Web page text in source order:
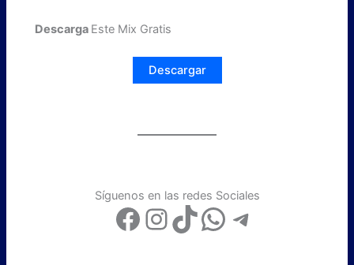
Descarga Este Mix Gratis
Descargar
Síguenos en las redes Sociales
Facebook
Instagram
TikTok
WhatsApp
Telegram